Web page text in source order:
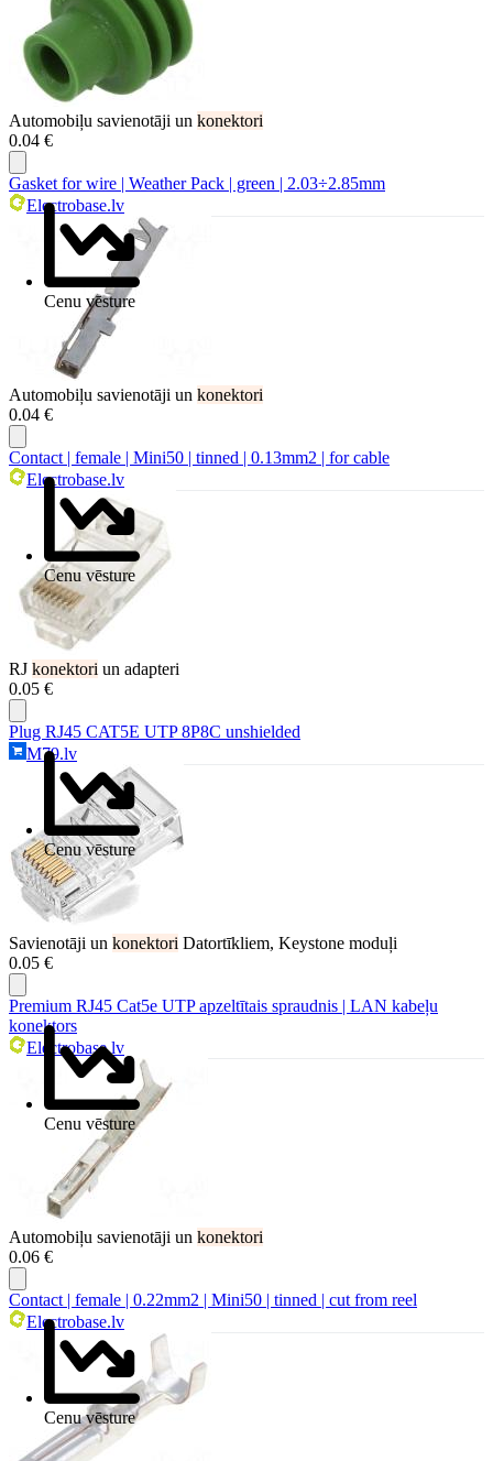
Automobiļu savienotāji un konektori
0.04 €
Cenu vēsture
Gasket for wire | Weather Pack | green | 2.03÷2.85mm
Electrobase.lv
Automobiļu savienotāji un konektori
0.04 €
Cenu vēsture
Contact | female | Mini50 | tinned | 0.13mm2 | for cable
Electrobase.lv
RJ konektori un adapteri
0.05 €
Cenu vēsture
Plug RJ45 CAT5E UTP 8P8C unshielded
M79.lv
Savienotāji un konektori Datortīkliem, Keystone moduļi
0.05 €
Cenu vēsture
Premium RJ45 Cat5e UTP apzeltītais spraudnis | LAN kabeļu
konektors
Electrobase.lv
Automobiļu savienotāji un konektori
0.06 €
Cenu vēsture
Contact | female | 0.22mm2 | Mini50 | tinned | cut from reel
Electrobase.lv